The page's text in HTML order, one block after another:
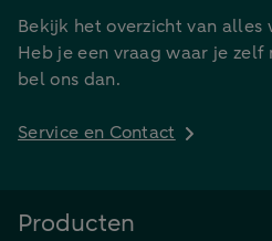
Bekijk het overzicht van
Heb je een vraag waar je
bel ons dan.
Service en Contact
Producten